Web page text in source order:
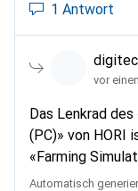
1 Antwort
digitec
vor
Das Lenkrad
(PC)» von HORI
«Farming
mit anderen
Automatisch